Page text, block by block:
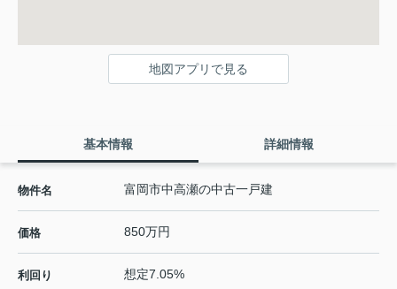
地図アプリで見る
基本情報 詳細情報
物件名 富岡市中高瀬の中古一戸建
価格 850万円
利回り 想定7.05%